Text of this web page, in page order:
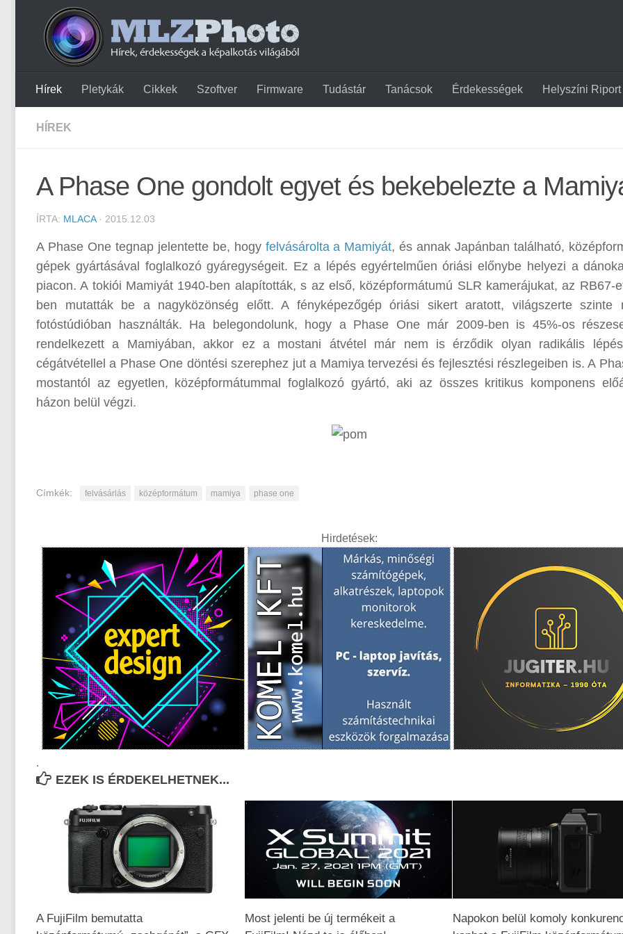
Hírek Pletykák Cikkek Szoftver Firmware Tudástár Tanácsok Érdekességek Helyszíni Riport
HÍREK
A Phase One gondolt egyet és bekebelezte a
ÍRTA: MLACA· 2015.12.03
A Phase One tegnap jelentette be, hogy felvásárolta a Mamiyát, és annak Japánban található,
gépek gyártásával foglalkozó gyáregységeit. Ez a lépés egyértelműen óriási előnybe helyezi a
piacon. A tokiói Mamiyát 1940-ben alapították, s az első, középformátumú SLR kamerájukat, az RB67-
ben mutatták be a nagyközönség előtt. A fényképezőgép óriási sikert aratott, világszerte szinte
fotóstúdióban használták. Ha belegondolunk, hogy a Phase One már 2009-ben is 45%-os
rendelkezett a Mamiyában, akkor ez a mostani átvétel már nem is érződik olyan radikális
cégátvétellel a Phase One döntési szerephez jut a Mamiya tervezési és fejlesztési részlegeiben is. A
mostantól az egyetlen, középformátummal foglalkozó gyártó, aki az összes kritikus komponens
házon belül végzi.
Címkék: felvásárlás középformátum mamiya phase one
Hirdetések:
.
EZEK IS ÉRDEKELHETNEK...
A FujiFilm bemutatta
Most jelenti be új termékeit a
Napokon belül komoly